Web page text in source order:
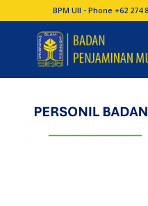
BPM UII - Phone +62